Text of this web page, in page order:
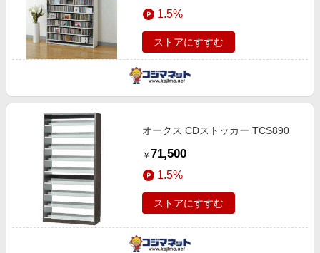
エンタメ
スポーツ・アウトドア・ゴルフ
インテリア・寝具
旅行・レジャー・ホテル予約
生活・お役立ち
金融・マネー・保険
デジタルコンテンツ
ビジネス・その他サービス
楽天サービス特集
旅行特集
わくわく夏特集
Apple公式サイト×楽天カード分割払い
Qoo10メガポ
Samsung ボーナスキャンペーン
週末の高還元 夏の長期版
1.5%
ストアにすすむ
オークス CDストッカー TCS890
￥ 71,500
1.5%
ストアにすすむ